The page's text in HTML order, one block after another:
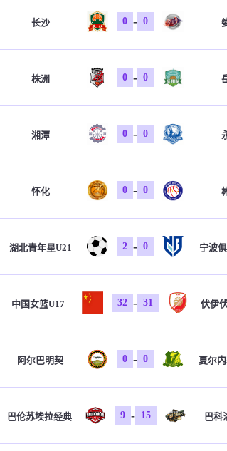
长沙 0 - 0
株洲 0 - 0
湘潭 0 - 0
怀化 0 - 0
湖北青年星U21 2 - 0 宁波
中国女篮U17 32 - 31 伏伊
阿尔巴明契 0 - 0 夏尔
巴伦苏埃拉经典 9 - 15 巴科